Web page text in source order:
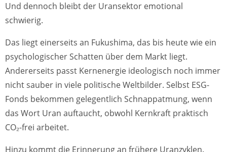
Und dennoch bleibt der Uransektor emotional
schwierig.
Das liegt einerseits an Fukushima, das bis heute wie ein
psychologischer Schatten über dem Markt liegt.
Andererseits passt Kernenergie ideologisch noch immer
nicht sauber in viele politische Weltbilder. Selbst ESG-
Fonds bekommen gelegentlich Schnappatmung, wenn
das Wort Uran auftaucht, obwohl Kernkraft praktisch
CO₂-frei arbeitet.
Hinzu kommt die Erinnerung an frühere Uranzyklen.